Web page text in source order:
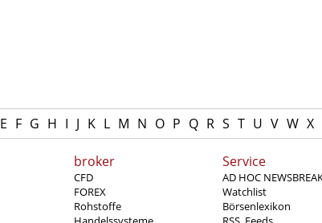
E F G H I J K L M N O P Q R S T U V W X
broker
CFD
FOREX
Rohstoffe
Service
AD HOC
Watchlist
Börsenlexikon